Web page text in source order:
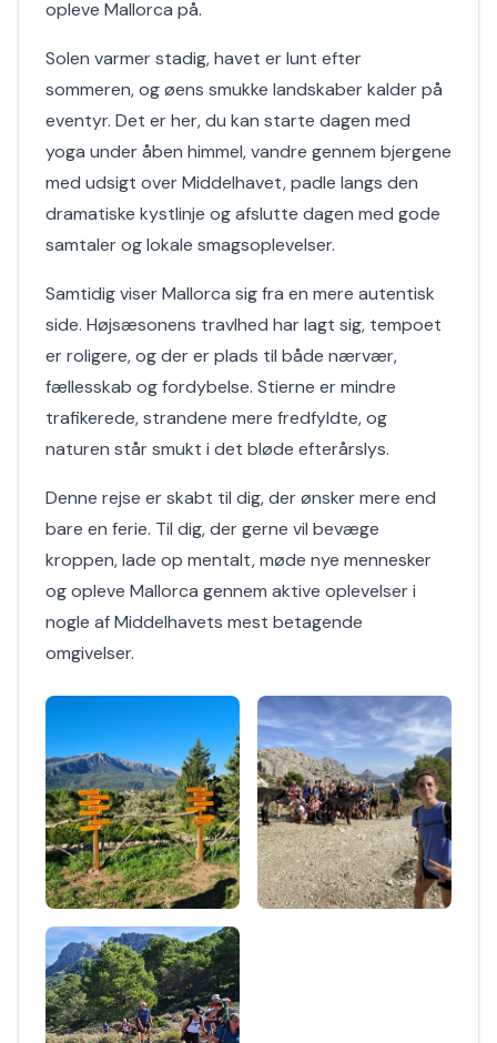
opleve Mallorca på.
Solen varmer stadig, havet er lunt efter
sommeren, og øens smukke landskaber kalder på
eventyr. Det er her, du kan starte dagen med
yoga under åben himmel, vandre gennem bjergene
med udsigt over Middelhavet, padle langs den
dramatiske kystlinje og afslutte dagen med gode
samtaler og lokale smagsoplevelser.
Samtidig viser Mallorca sig fra en mere autentisk
side. Højsæsonens travlhed har lagt sig, tempoet
er roligere, og der er plads til både nærvær,
fællesskab og fordybelse. Stierne er mindre
trafikerede, strandene mere fredfyldte, og
naturen står smukt i det bløde efterårslys.
Denne rejse er skabt til dig, der ønsker mere end
bare en ferie. Til dig, der gerne vil bevæge
kroppen, lade op mentalt, møde nye mennesker
og opleve Mallorca gennem aktive oplevelser i
nogle af Middelhavets mest betagende
omgivelser.